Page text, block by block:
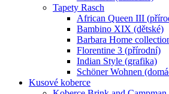
Tapety Rasch
African Queen III
Bambino XIX (dětské)
Barbara Home
Florentine 3 (přírodní)
Indian Style (grafika)
Schöner Wohnen
Kusové koberce